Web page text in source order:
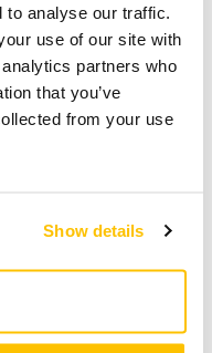
analyse our traffic.
use of our site with
partners who
that you’ve
from your use
Show details
que las empresas
hacia un